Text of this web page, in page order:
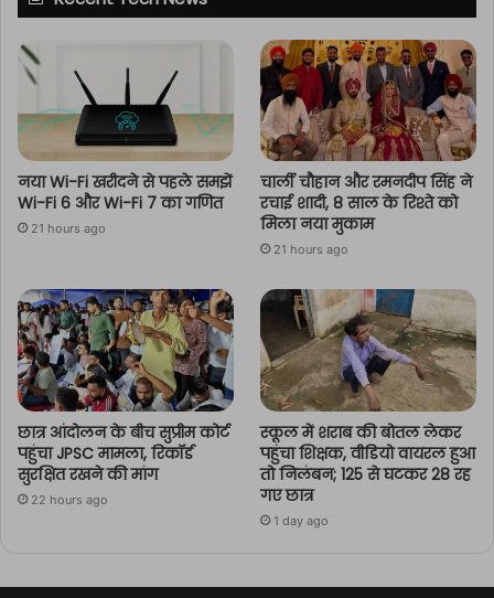
नया Wi-Fi खरीदने से पहले समझें
Wi-Fi 6 और Wi-Fi 7 का गणित
21 hours ago
चार्ली चौहान और रमनदीप सिंह ने
रचाई शादी, 8 साल के रिश्ते को
मिला नया मुकाम
21 hours ago
छात्र आंदोलन के बीच सुप्रीम कोर्ट
पहुंचा JPSC मामला, रिकॉर्ड
सुरक्षित रखने की मांग
22 hours ago
स्कूल में शराब की बोतल लेकर
पहुंचा शिक्षक, वीडियो वायरल हुआ
तो निलंबन; 125 से घटकर 28 रह
गए छात्र
1 day ago